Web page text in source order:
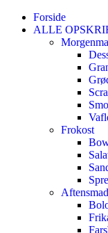
Forside
ALLE
Frokost
Aftensmad